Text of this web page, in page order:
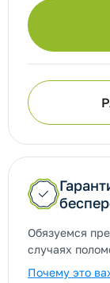
Обязуемся
случаях
Почему это